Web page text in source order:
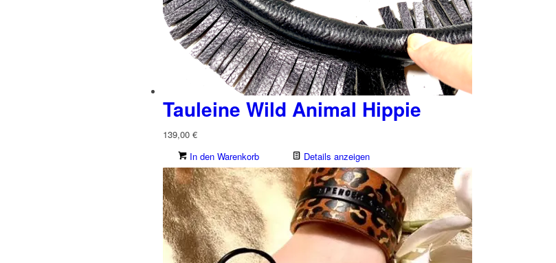
Tauleine Wild Animal Hippie
139,00 €
In den Warenkorb
Details anzeigen